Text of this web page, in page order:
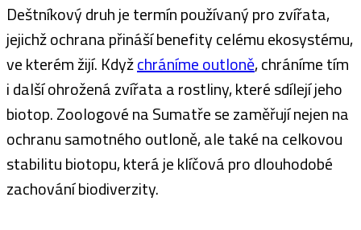
Deštníkový druh je termín používaný pro zvířata,
jejichž ochrana přináší benefity celému ekosystému,
ve kterém žijí. Kdyžchráníme outloně, chráníme tím
i další ohrožená zvířata a rostliny, které sdílejí jeho
biotop. Zoologové na Sumatře se zaměřují nejen na
ochranu samotného outloně, ale také na celkovou
stabilitu biotopu, která je klíčová pro dlouhodobé
zachování biodiverzity.